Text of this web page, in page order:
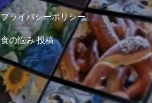
プライバシーポリシー
食の悩み 投稿